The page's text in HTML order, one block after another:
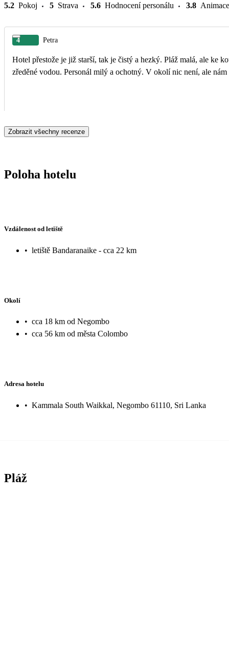
5.2 Pokoj 5 Strava 5.6 Hodnocení personálu 3.8 Animace
4 Petra
Hotel přestože je již starší, tak je čistý a hezký. Pláž malá, ale ke
zředěné vodou. Personál milý a ochotný. V okolí nic není, ale
Zobrazit všechny recenze
Poloha hotelu
Vzdálenost od letiště
• letiště Bandaranaike - cca 22 km
Okolí
• cca 18 km od Negombo
• cca 56 km od města Colombo
Adresa hotelu
• Kammala South Waikkal, Negombo 61110, Sri Lanka
Pláž